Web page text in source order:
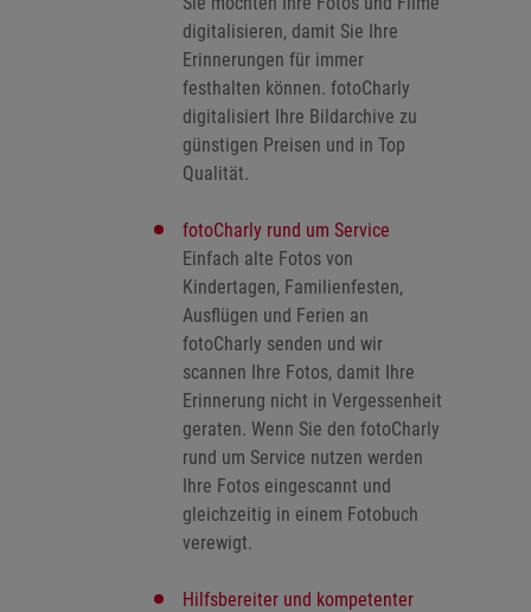
digitalisieren, damit Sie Ihre
Erinnerungen für immer
festhalten können. fotoCharly
digitalisiert Ihre Bildarchive zu
günstigen Preisen und in Top
Qualität.
fotoCharly rund um Service
Einfach alte Fotos von
Kindertagen, Familienfesten,
Ausflügen und Ferien an
fotoCharly senden und wir
scannen Ihre Fotos, damit Ihre
Erinnerung nicht in Vergessenheit
geraten. Wenn Sie den fotoCharly
rund um Service nutzen werden
Ihre Fotos eingescannt und
gleichzeitig in einem Fotobuch
verewigt.
Hilfsbereiter und kompetenter